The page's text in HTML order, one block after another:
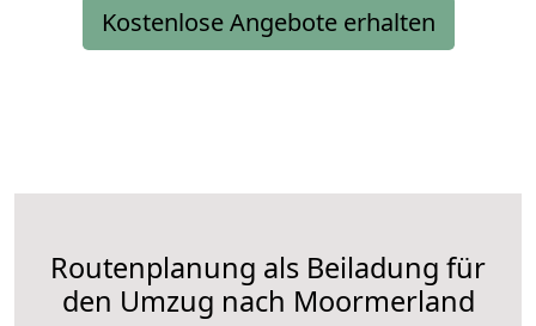
Kostenlose Angebote erhalten
Routenplanung als Beiladung für
den Umzug nach Moormerland